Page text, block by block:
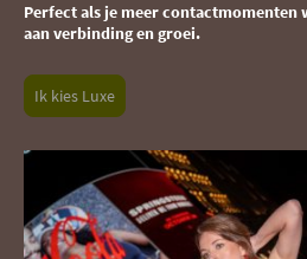
Perfect als je meer
aan verbinding en groei.
Ik kies Luxe